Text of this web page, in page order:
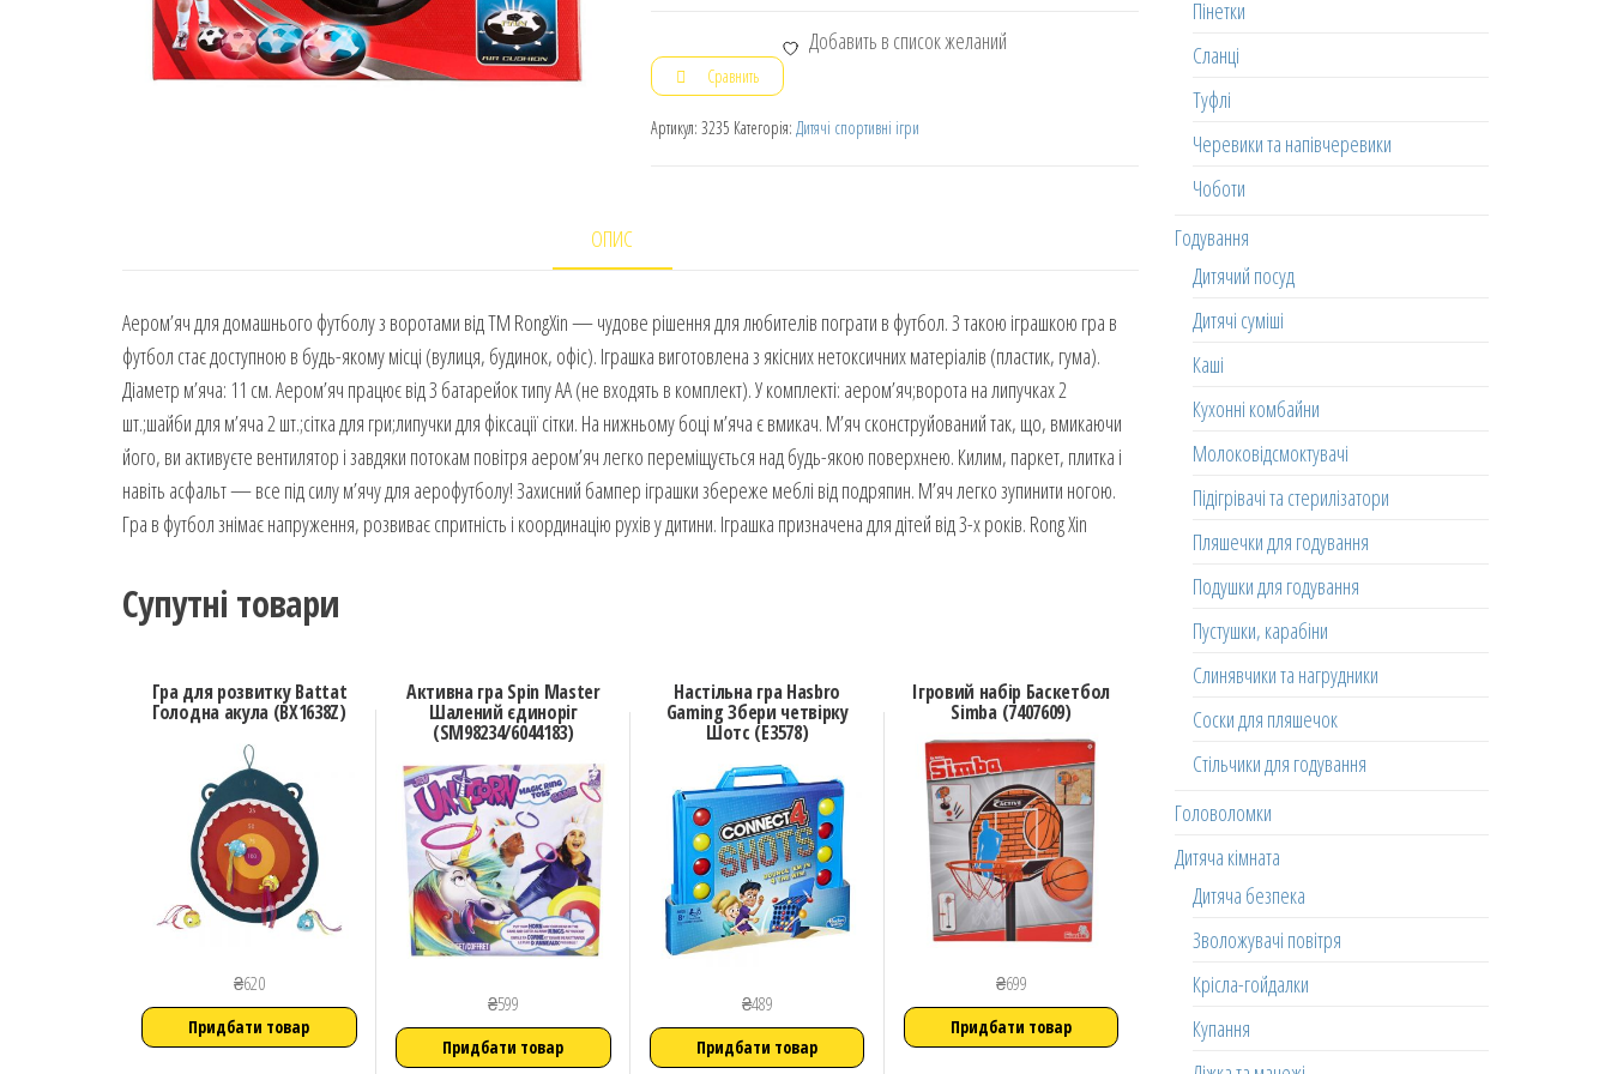
Добавить в список желаний
Сравнить
Артикул: 3235 Категорія: Дитячі спортивні ігри
ОПИС
Аером’яч для домашнього футболу з воротами від ТМ RongXin — чудове рішення для любителів пограти в футбол. З такою іграшкою гра в
футбол стає доступною в будь-якому місці (вулиця, будинок, офіс). Іграшка виготовлена з якісних нетоксичних матеріалів (пластик, гума).
Діаметр м’яча: 11 см. Аером’яч працює від 3 батарейок типу АА (не входять в комплект). У комплекті: аером’яч;ворота на липучках 2
шт.;шайби для м’яча 2 шт.;сітка для гри;липучки для фіксації сітки. На нижньому боці м’яча є вмикач. М’яч сконструйований так, що, вмикаючи
його, ви активуєте вентилятор і завдяки потокам повітря аером’яч легко переміщується над будь-якою поверхнею. Килим, паркет, плитка і
навіть асфальт — все під силу м’ячу для аерофутболу! Захисний бампер іграшки збереже меблі від подряпин. М’яч легко зупинити ногою.
Гра в футбол знімає напруження, розвиває спритність і координацію рухів у дитини. Іграшка призначена для дітей від 3-х років. Rong Xin
Супутні товари
Гра для розвитку Battat
Голодна акула (BX1638Z)
₴620
Придбати товар
Активна гра Spin Master
Шалений єдиноріг
(SM98234/6044183)
₴599
Придбати товар
Настільна гра Hasbro
Gaming Збери четвірку
Шотс (E3578)
₴489
Придбати товар
Ігровий набір Баскетбол
Simba (7407609)
₴699
Придбати товар
Пінетки
Сланці
Туфлі
Черевики та напівчеревики
Чоботи
Годування
Дитячий посуд
Дитячі суміші
Каші
Кухонні комбайни
Молоковідсмоктувачі
Підігрівачі та стерилізатори
Пляшечки для годування
Подушки для годування
Пустушки, карабіни
Слинявчики та нагрудники
Соски для пляшечок
Стільчики для годування
Головоломки
Дитяча кімната
Дитяча безпека
Зволожувачі повітря
Крісла-гойдалки
Купання